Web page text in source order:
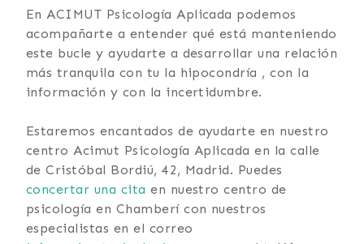
En ACIMUT Psicología Aplicada podemos
acompañarte a entender qué está manteniendo
este bucle y ayudarte a desarrollar una relación
más tranquila con tu la hipocondría , con la
información y con la incertidumbre.
Estaremos encantados de ayudarte en nuestro
centro Acimut Psicología Aplicada en la calle
de Cristóbal Bordiú, 42, Madrid. Puedes
concertar una cita en nuestro centro de
psicología en Chamberí con nuestros
especialistas en el correo